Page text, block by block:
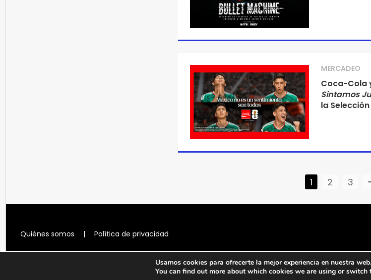
MERCADEO
Coca-Cola
Sintamos
la
1 2 3
Quiénes somos | Política de privacidad
Usamos cookies para ofrecerte la mejor experiencia en nuestra web.
You can find out more about which cookies we are using or switch